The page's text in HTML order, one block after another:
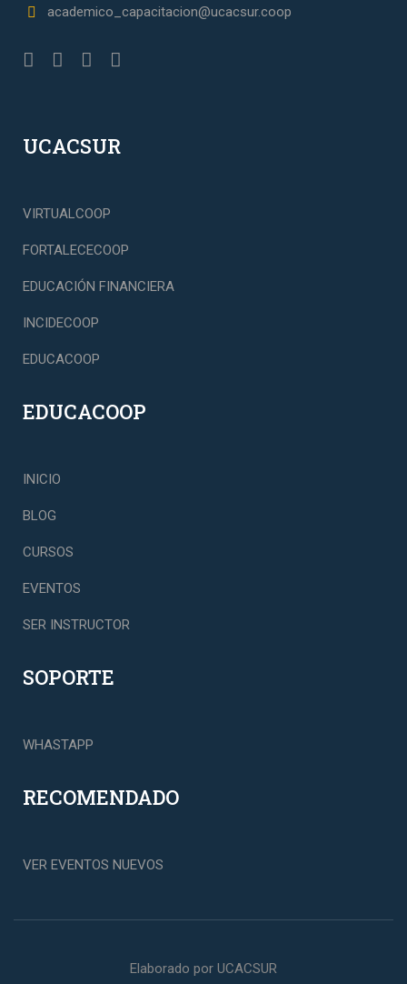
academico_capacitacion@ucacsur.coop
UCACSUR
VIRTUALCOOP
FORTALECECOOP
EDUCACIÓN FINANCIERA
INCIDECOOP
EDUCACOOP
EDUCACOOP
INICIO
BLOG
CURSOS
EVENTOS
SER INSTRUCTOR
SOPORTE
WHASTAPP
RECOMENDADO
VER EVENTOS NUEVOS
Elaborado por UCACSUR